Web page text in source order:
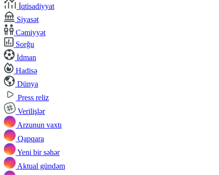
İqtisadiyyat
Siyasət
Cəmiyyət
Sorğu
İdman
Hadisə
Dünya
Press reliz
Verilişlər
Arzunun vaxtı
Qapqara
Yeni bir səhər
Aktual gündəm